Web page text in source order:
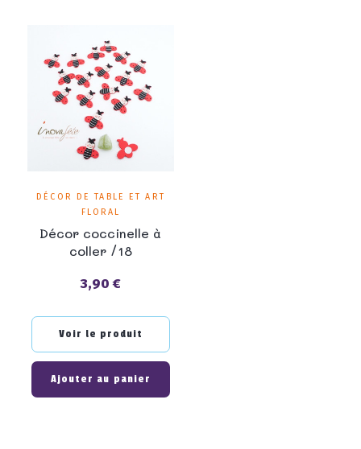
DÉCOR DE TABLE ET ART
FLORAL
Décor coccinelle à
coller /18
Prix
3,90 €
Voir le produit
Ajouter au panier